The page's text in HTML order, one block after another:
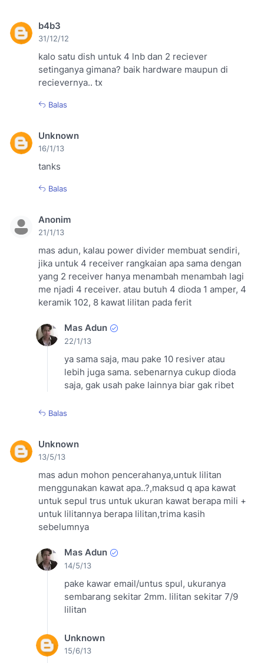
b4b3
31/12/12
kalo satu dish untuk 4 lnb dan 2 reciever
setinganya gimana? baik hardware maupun di
recievernya.. tx
Balas
Unknown
16/1/13
tanks
Balas
Anonim
21/1/13
mas adun, kalau power divider membuat sendiri,
jika untuk 4 receiver rangkaian apa sama dengan
yang 2 receiver hanya menambah menambah lagi
me njadi 4 receiver. atau butuh 4 dioda 1 amper, 4
keramik 102, 8 kawat lilitan pada ferit
Mas Adun
22/1/13
ya sama saja, mau pake 10 resiver atau
lebih juga sama. sebenarnya cukup dioda
saja, gak usah pake lainnya biar gak ribet
Balas
Unknown
13/5/13
mas adun mohon pencerahanya,untuk lilitan
menggunakan kawat apa..?,maksud q apa kawat
untuk sepul trus untuk ukuran kawat berapa mili +
untuk lilitannya berapa lilitan,trima kasih
sebelumnya
Mas Adun
14/5/13
pake kawar email/untus spul, ukuranya
sembarang sekitar 2mm. lilitan sekitar 7/9
lilitan
Unknown
15/6/13